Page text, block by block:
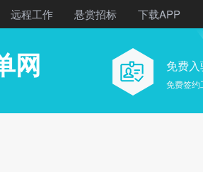
远程工作 悬赏招标 下载APP
网 免费入
免费签约